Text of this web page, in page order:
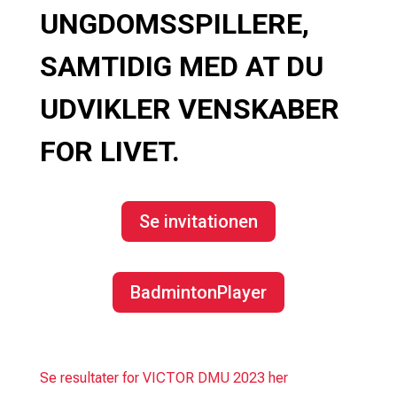
UNGDOMSSPILLERE,
SAMTIDIG MED AT DU
UDVIKLER VENSKABER
FOR LIVET.
Se invitationen
BadmintonPlayer
Se resultater for VICTOR DMU 2023 her